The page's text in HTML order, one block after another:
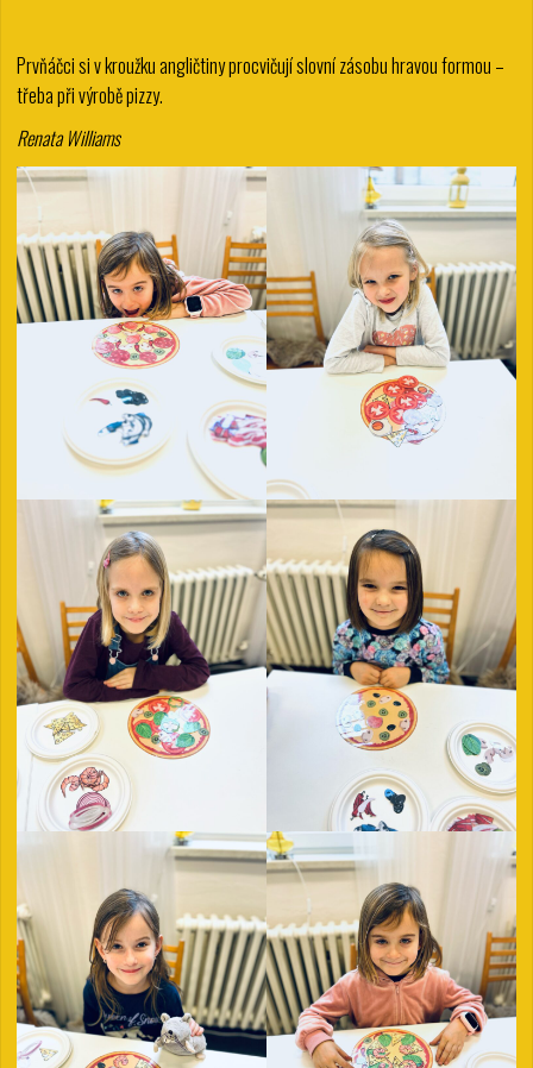
Prvňáčci si v kroužku angličtiny procvičují slovní zásobu hravou formou –
třeba při výrobě pizzy.
Renata Williams